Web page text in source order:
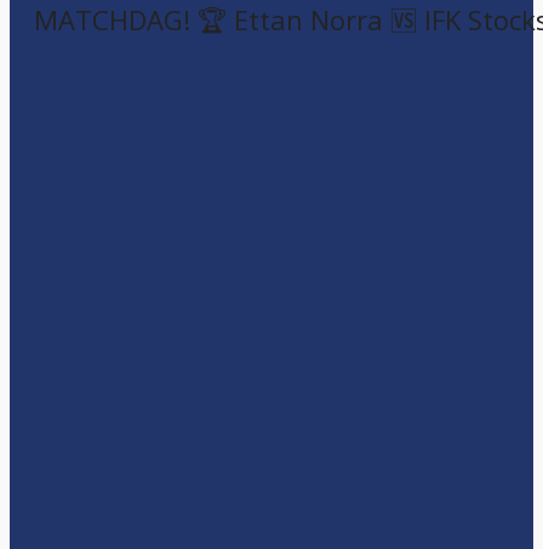
MATCHDAG! 🏆 Ettan Norra 🆚 IFK